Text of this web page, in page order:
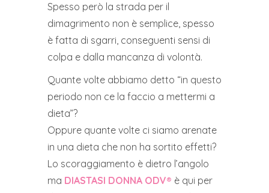
Spesso però la strada per il
dimagrimento non è semplice, spesso
è fatta di sgarri, conseguenti sensi di
colpa e dalla mancanza di volontà.
Quante volte abbiamo detto “in questo
periodo non ce la faccio a mettermi a
dieta”?
Oppure quante volte ci siamo arenate
in una dieta che non ha sortito effetti?
Lo scoraggiamento è dietro l’angolo
ma DIASTASI DONNA ODV® è qui per